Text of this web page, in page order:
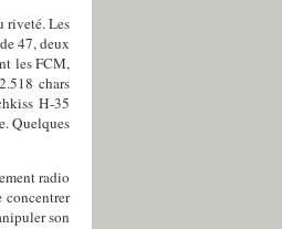
riveté. Les
47, deux
les FCM,
chars
H-35
Quelques
radio
concentrer
son